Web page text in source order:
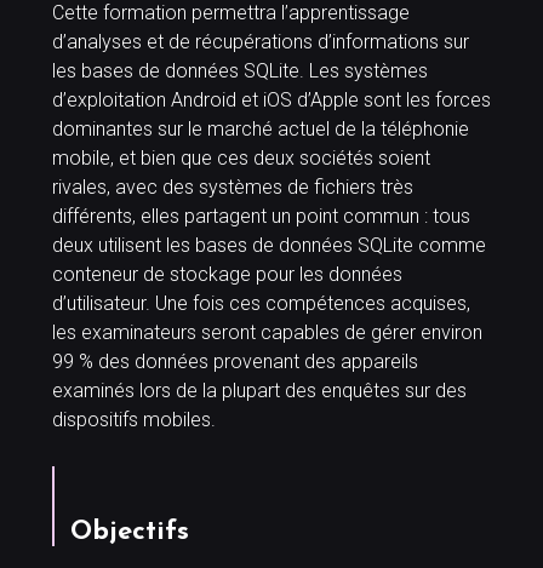
Cette formation permettra l’apprentissage
d’analyses et de récupérations d’informations sur
les bases de données SQLite. Les systèmes
d’exploitation Android et iOS d’Apple sont les forces
dominantes sur le marché actuel de la téléphonie
mobile, et bien que ces deux sociétés soient
rivales, avec des systèmes de fichiers très
différents, elles partagent un point commun : tous
deux utilisent les bases de données SQLite comme
conteneur de stockage pour les données
d’utilisateur. Une fois ces compétences acquises,
les examinateurs seront capables de gérer environ
99 % des données provenant des appareils
examinés lors de la plupart des enquêtes sur des
dispositifs mobiles.
Objectifs